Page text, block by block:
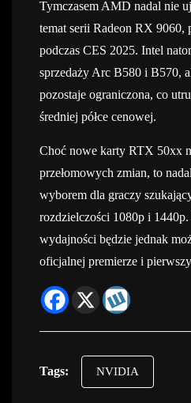
Tymczasem AMD nadal nie
temat serii Radeon RX 9060,
podczas CES 2025. Intel
sprzedaży Arc B580 i B570,
pozostaje ograniczona, co
średniej półce cenowej.
Choć nowe karty RTX 50xx
przełomowych zmian, to
wyborem dla graczy
rozdzielczości 1080p i 1440p.
wydajności będzie jednak
oficjalnej premierze i
Tags: NVIDIA